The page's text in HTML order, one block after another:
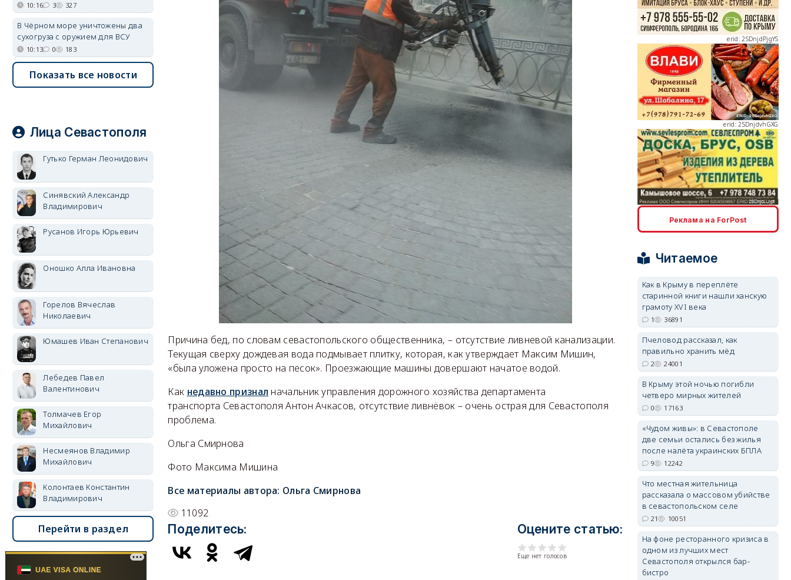
Причина бед, по словам севастопольского общественника, – отсутствие ливневой канализации.
Текущая сверху дождевая вода подмывает плитку, которая, как утверждает Максим Мишин,
«была уложена просто на песок». Проезжающие машины довершают начатое водой.
Как недавно признал начальник управления дорожного хозяйства департамента
транспорта Севастополя Антон Ачкасов, отсутствие ливнёвок – очень острая для Севастополя
проблема.
Ольга Смирнова
Фото Максима Мишина
Все материалы автора: Ольга Смирнова
11092
Поделитесь: Оцените статью:
Еще нет голосов
10:16 3 327
В Чёрном море уничтожены два
сухогруза с оружием для ВСУ
10:13 0 183
Показать все новости
Лица Севастополя
Гутько Герман Леонидович
Синявский Александр
Владимирович
Русанов Игорь Юрьевич
Оношко Алла Ивановна
Горелов Вячеслав
Николаевич
Юмашев Иван Степанович
Лебедев Павел
Валентинович
Толмачев Егор
Михайлович
Несмеянов Владимир
Михайлович
Колонтаев Константин
Владимирович
Перейти в раздел
erid: 2SDnjdPjgYS
erid: 2SDnjdvhGXG
erid: 2SDnjcLUypt
erid: 2SDnjcrDNw6
erid: 2SDnjdPjgYS
Реклама на ForPost
Читаемое
Как в Крыму в переплёте
старинной книги нашли ханскую
грамоту XVI века
1 36891
Пчеловод рассказал, как
правильно хранить мёд
2 24001
В Крыму этой ночью погибли
четверо мирных жителей
0 17163
«Чудом живы»: в Севастополе
две семьи остались без жилья
после налёта украинских БПЛА
9 12242
Что местная жительница
рассказала о массовом убийстве
в севастопольском селе
21 10051
На фоне ресторанного кризиса в
одном из лучших мест
Севастополя открылся бар-
бистро